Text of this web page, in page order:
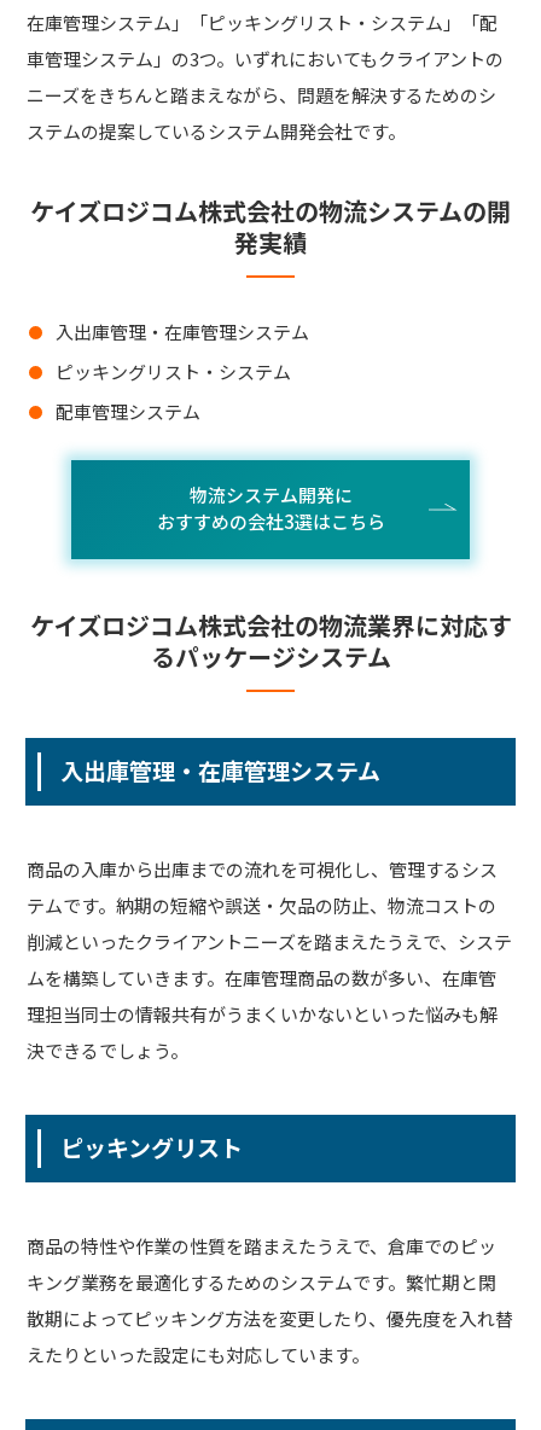
在庫管理システム」「ピッキングリスト・システム」「配
車管理システム」の3つ。いずれにおいてもクライアントの
ニーズをきちんと踏まえながら、問題を解決するためのシ
ステムの提案しているシステム開発会社です。
ケイズロジコム株式会社の物流システムの開
発実績
入出庫管理・在庫管理システム
ピッキングリスト・システム
配車管理システム
物流システム開発に
おすすめの会社3選はこちら
ケイズロジコム株式会社の物流業界に対応す
るパッケージシステム
入出庫管理・在庫管理システム
商品の入庫から出庫までの流れを可視化し、管理するシス
テムです。納期の短縮や誤送・欠品の防止、物流コストの
削減といったクライアントニーズを踏まえたうえで、システ
ムを構築していきます。在庫管理商品の数が多い、在庫管
理担当同士の情報共有がうまくいかないといった悩みも解
決できるでしょう。
ピッキングリスト
商品の特性や作業の性質を踏まえたうえで、倉庫でのピッ
キング業務を最適化するためのシステムです。繁忙期と閑
散期によってピッキング方法を変更したり、優先度を入れ替
えたりといった設定にも対応しています。